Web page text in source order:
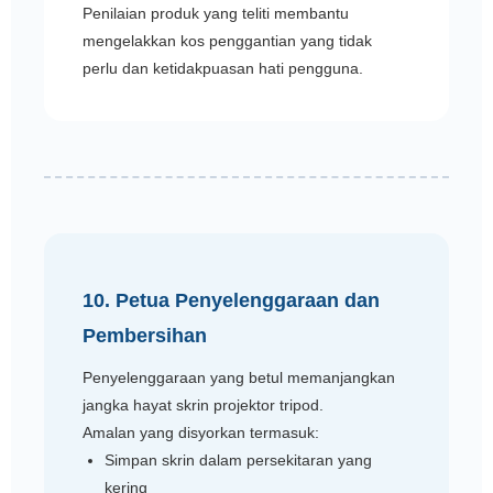
Penilaian produk yang teliti membantu
mengelakkan kos penggantian yang tidak
perlu dan ketidakpuasan hati pengguna.
10. Petua Penyelenggaraan dan
Pembersihan
Penyelenggaraan yang betul memanjangkan
jangka hayat skrin projektor tripod.
Amalan yang disyorkan termasuk:
Simpan skrin dalam persekitaran yang
kering